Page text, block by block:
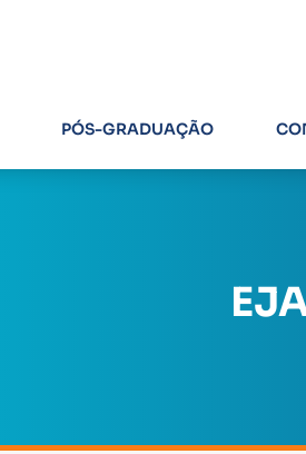
PÓS-GRADUAÇÃO